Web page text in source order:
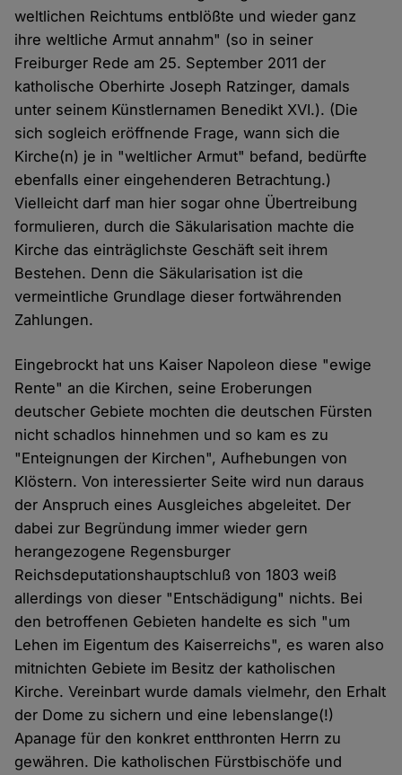
weltlichen Reichtums entblößte und wieder ganz
ihre weltliche Armut annahm" (so in seiner
Freiburger Rede am 25. September 2011 der
katholische Oberhirte Joseph Ratzinger, damals
unter seinem Künstlernamen Benedikt XVI.). (Die
sich sogleich eröffnende Frage, wann sich die
Kirche(n) je in "weltlicher Armut" befand, bedürfte
ebenfalls einer eingehenderen Betrachtung.)
Vielleicht darf man hier sogar ohne Übertreibung
formulieren, durch die Säkularisation machte die
Kirche das einträglichste Geschäft seit ihrem
Bestehen. Denn die Säkularisation ist die
vermeintliche Grundlage dieser fortwährenden
Zahlungen.
Eingebrockt hat uns Kaiser Napoleon diese "ewige
Rente" an die Kirchen, seine Eroberungen
deutscher Gebiete mochten die deutschen Fürsten
nicht schadlos hinnehmen und so kam es zu
"Enteignungen der Kirchen", Aufhebungen von
Klöstern. Von interessierter Seite wird nun daraus
der Anspruch eines Ausgleiches abgeleitet. Der
dabei zur Begründung immer wieder gern
herangezogene Regensburger
Reichsdeputationshauptschluß von 1803 weiß
allerdings von dieser "Entschädigung" nichts. Bei
den betroffenen Gebieten handelte es sich "um
Lehen im Eigentum des Kaiserreichs", es waren also
mitnichten Gebiete im Besitz der katholischen
Kirche. Vereinbart wurde damals vielmehr, den Erhalt
der Dome zu sichern und eine lebenslange(!)
Apanage für den konkret entthronten Herrn zu
gewähren. Die katholischen Fürstbischöfe und